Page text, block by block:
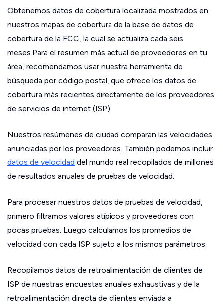
Obtenemos datos de cobertura localizada mostrados en
nuestros mapas de cobertura de la base de datos de
cobertura de la FCC, la cual se actualiza cada seis
meses.Para el resumen más actual de proveedores en tu
área, recomendamos usar nuestra herramienta de
búsqueda por código postal, que ofrece los datos de
cobertura más recientes directamente de los proveedores
de servicios de internet (ISP).
Nuestros resúmenes de ciudad comparan las velocidades
anunciadas por los proveedores. También podemos incluir
datos de velocidad del mundo real recopilados de millones
de resultados anuales de pruebas de velocidad.
Para procesar nuestros datos de pruebas de velocidad,
primero filtramos valores atípicos y proveedores con
pocas pruebas. Luego calculamos los promedios de
velocidad con cada ISP sujeto a los mismos parámetros.
Recopilamos datos de retroalimentación de clientes de
ISP de nuestras encuestas anuales exhaustivas y de la
retroalimentación directa de clientes enviada a